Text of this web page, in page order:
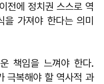
전에 정치권 스스로 역
가져야 한다는 의미
책임을 느껴야 한다.
극복해야 할 역사적 과